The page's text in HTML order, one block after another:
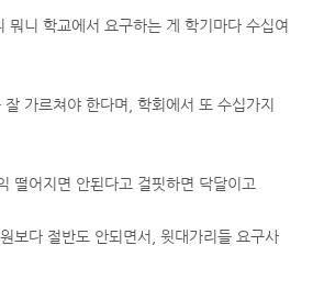
뭐니 학교에서 요구하는 게 학기마다 수십여
가르쳐야 한다며, 학회에서 또 수십가지
떨어지면 안된다고 걸핏하면 닥달이고
보다 절반도 안되면서, 윗대가리들 요구사